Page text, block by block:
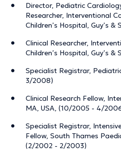
Director, Pediatric
Researcher, Interventional
Children’s Hospital, Guy’s
Clinical Researcher,
Children’s Hospital, Guy’s
Specialist Registrar,
3/2008)
Clinical Research Fellow,
MA, USA, (10/2005 - 4/
Specialist Registrar,
Fellow, South Thames
(2/2002 - 2/2003)